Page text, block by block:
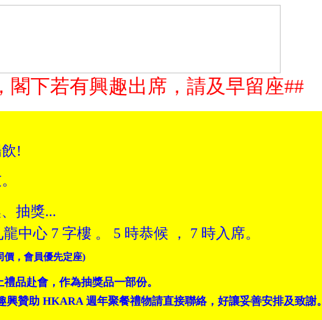
下若有興趣出席，請及早留座##
!
抽獎...
中心 7 字樓 。 5 時恭候 ， 7 時入席。
價，會員優先定座)
禮品赴會，作為抽獎品一部份。
贊助 HKARA 週年聚餐禮物請直接聯絡，好讓妥善安排及致謝。